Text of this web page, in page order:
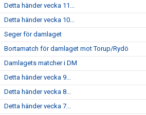
Detta händer vecka 11...
Detta händer vecka 10...
Seger för damlaget
Bortamatch för damlaget mot Torup/Rydö
Damlagets matcher i DM
Detta händer vecka 9...
Detta händer vecka 8...
Detta händer vecka 7...